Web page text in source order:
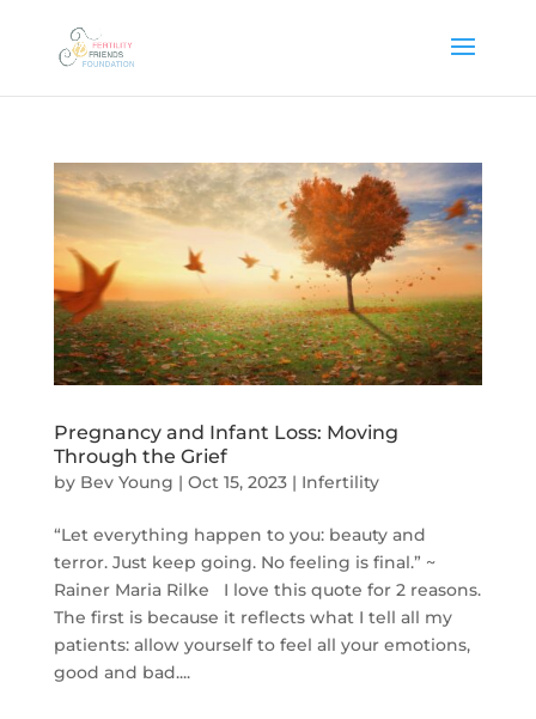
Pregnancy and Infant Loss: Moving
Through the Grief
by Bev Young | Oct 15, 2023| Infertility
“Let everything happen to you: beauty and
terror. Just keep going. No feeling is final.” ~
Rainer Maria Rilke I love this quote for 2 reasons.
The first is because it reflects what I tell all my
patients: allow yourself to feel all your emotions,
good and bad....